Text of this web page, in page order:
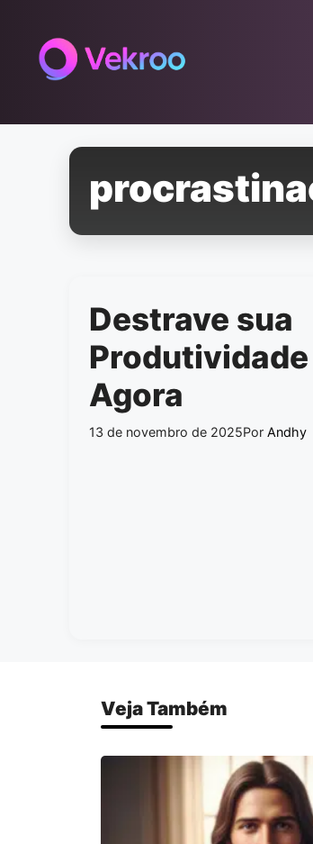
conteúdo
Destrave sua
Produtividade
Agora
13 de novembro de 2025Por Andhy
Veja Também